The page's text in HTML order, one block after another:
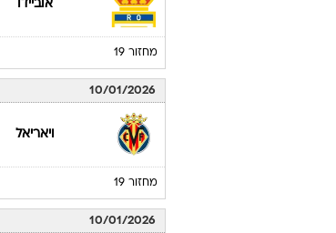
אוביידו
מחזור 19
10/01/2026
ויאריאל
מחזור 19
10/01/2026